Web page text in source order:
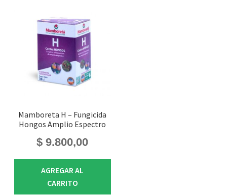
Mamboreta H – Fungicida
Hongos Amplio Espectro
$ 9.800,00
AGREGAR AL
CARRITO